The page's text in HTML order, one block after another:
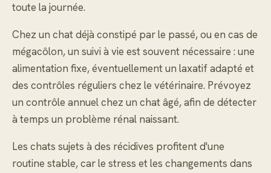
toute la journée.
Chez un chat déjà constipé par le passé, ou en cas de
mégacôlon, un suivi à vie est souvent nécessaire : une
alimentation fixe, éventuellement un laxatif adapté et
des contrôles réguliers chez le vétérinaire. Prévoyez
un contrôle annuel chez un chat âgé, afin de détecter
à temps un problème rénal naissant.
Les chats sujets à des récidives profitent d'une
routine stable, car le stress et les changements dans